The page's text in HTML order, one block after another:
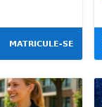
MATRICULE-SE